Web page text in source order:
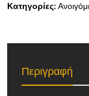
Κατηγορίες:
Περιγραφή